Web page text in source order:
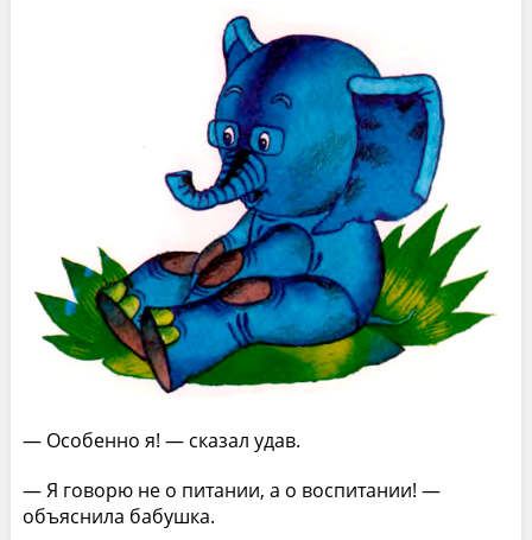
— Особенно я! — сказал удав.
— Я говорю не о питании, а о воспитании! —
объяснила бабушка.